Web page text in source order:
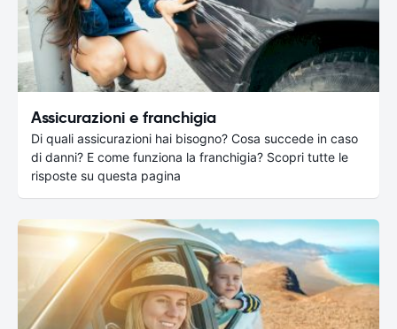
Assicurazioni e franchigia
Di quali assicurazioni hai bisogno? Cosa succede in caso
di danni? E come funziona la franchigia? Scopri tutte le
risposte su questa pagina